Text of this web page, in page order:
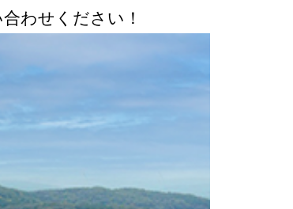
わせください！